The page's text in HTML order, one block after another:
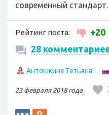
современный стандарт.
Рейтинг поста:
+20
28
Антошкина Татьяна
23 февраля 2018 года